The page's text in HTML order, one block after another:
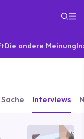
Die andere Meinung
Interviews